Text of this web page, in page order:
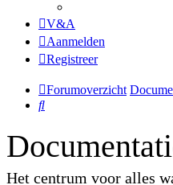
V&A
Aanmelden
Registreer
Forumoverzicht
Zoek
Het centrum voor alles